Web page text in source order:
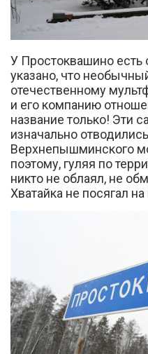
У Простоквашино есть
указано, что
отечественному
и его компанию
название только! Эти
изначально
Верхнепышминского
поэтому, гуляя по
никто не облаял, не
Хватайка не посягал